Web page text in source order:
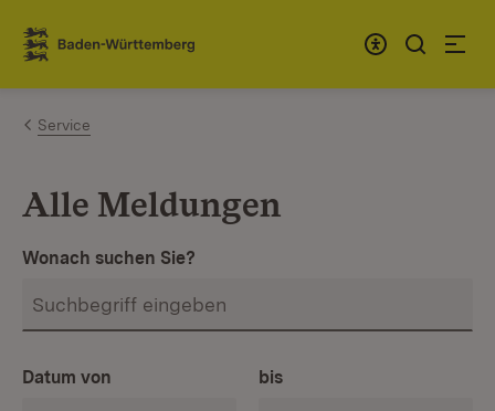
Zum Inhalt springen
Link zur Startseite
Service
Alle Meldungen
Wonach suchen Sie?
Datum von bis